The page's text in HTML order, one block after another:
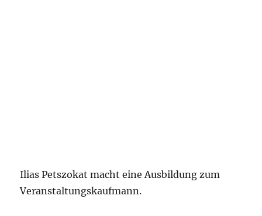
Ilias Petszokat macht eine Ausbildung zum
Veranstaltungskaufmann.